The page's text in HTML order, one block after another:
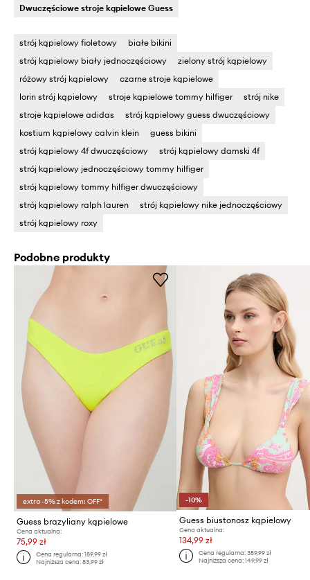
Dwuczęściowe stroje kąpielowe Guess
strój kąpielowy fioletowy
białe bikini
strój kąpielowy biały jednoczęściowy
zielony strój kąpielowy
różowy strój kąpielowy
czarne stroje kąpielowe
lorin strój kąpielowy
stroje kąpielowe tommy hilfiger
strój nike
stroje kąpielowe adidas
strój kąpielowy guess dwuczęściowy
kostium kąpielowy calvin klein
guess bikini
strój kąpielowy 4f dwuczęściowy
strój kąpielowy damski 4f
strój kąpielowy jednoczęściowy tommy hilfiger
strój kąpielowy tommy hilfiger dwuczęściowy
strój kąpielowy ralph lauren
strój kąpielowy nike jednoczęściowy
strój kąpielowy roxy
Podobne produkty
extra -5% z kodem: OFF*
Guess brazyliany kąpielowe
Cena aktualna:
75,99 zł
Cena regularna:189,99 zł
Najniższa cena:83,99 zł
-10%
Guess biustonosz kąpielowy
Cena aktualna:
134,99 zł
Cena regularna: 359,99 zł
Najniższa cena: 149,99 zł